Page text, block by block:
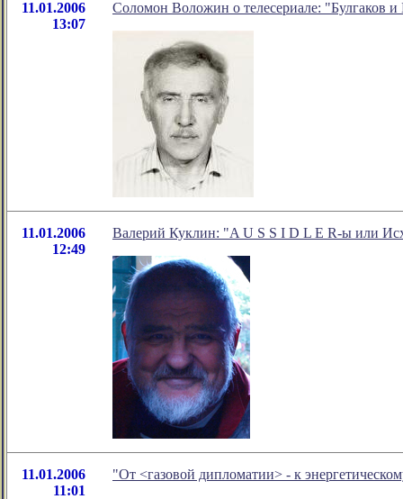
11.01.2006
13:07
Соломон Воложин о телесериале: "Булгаков и
11.01.2006
12:49
Валерий Куклин: "A U S S I D L E R-ы или
11.01.2006
11:01
"От <газовой дипломатии> - к